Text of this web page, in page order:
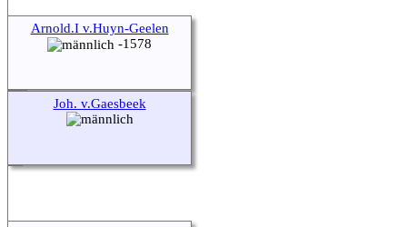
Arnold.I v.Huyn-Geelen
-1578
Joh. v.Gaesbeek